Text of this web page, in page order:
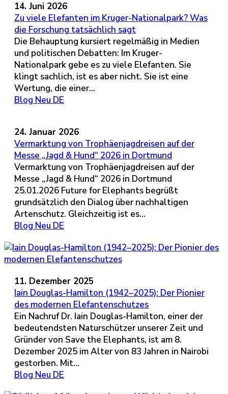
14. Juni 2026
Zu viele Elefanten im Kruger-Nationalpark? Was
die Forschung tatsächlich sagt
Die Behauptung kursiert regelmäßig in Medien
und politischen Debatten: Im Kruger-
Nationalpark gebe es zu viele Elefanten. Sie
klingt sachlich, ist es aber nicht. Sie ist eine
Wertung, die einer...
Blog Neu DE
24. Januar 2026
Vermarktung von Trophäenjagdreisen auf der
Messe „Jagd & Hund“ 2026 in Dortmund
Vermarktung von Trophäenjagdreisen auf der
Messe „Jagd & Hund“ 2026 in Dortmund
25.01.2026 Future for Elephants begrüßt
grundsätzlich den Dialog über nachhaltigen
Artenschutz. Gleichzeitig ist es...
Blog Neu DE
11. Dezember 2025
Iain Douglas-Hamilton (1942–2025): Der Pionier
des modernen Elefantenschutzes
Ein Nachruf Dr. Iain Douglas-Hamilton, einer der
bedeutendsten Naturschützer unserer Zeit und
Gründer von Save the Elephants, ist am 8.
Dezember 2025 im Alter von 83 Jahren in Nairobi
gestorben. Mit...
Blog Neu DE